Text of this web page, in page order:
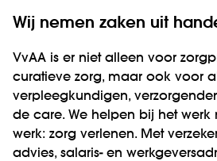
Wij nemen zaken uit
VvAA is er niet alleen voor
curatieve zorg, maar ook voor
verpleegkundigen,
de care. We helpen bij het werk
werk: zorg verlenen. Met
advies, salaris- en